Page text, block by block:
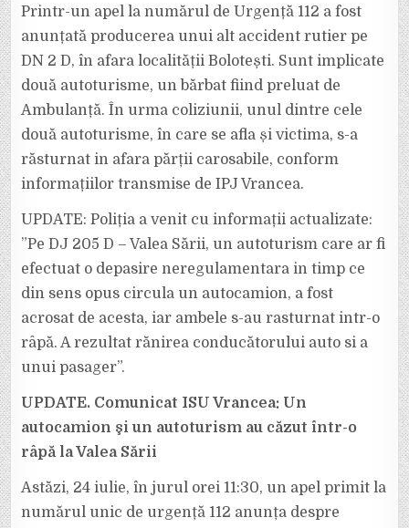
UN
ALT
GRAV
ACCIDENT
PE
DN
ACCIDENTUL
S-
A
PRODUS
Printr-un apel la numărul de Urgență 112 a fost
anunțată producerea unui alt accident rutier pe
DN 2 D, în afara localității Bolotești. Sunt implicate
două autoturisme, un bărbat fiind preluat de
Ambulanță. În urma coliziunii, unul dintre cele
două autoturisme, în care se afla și victima, s-a
răsturnat in afara părții carosabile, conform
informațiilor transmise de IPJ Vrancea.
UPDATE: Poliția a venit cu informații actualizate:
”Pe DJ 205 D – Valea Sării, un autoturism care ar fi
efectuat o depasire neregulamentara in timp ce
din sens opus circula un autocamion, a fost
acrosat de acesta, iar ambele s-au rasturnat intr-o
râpă. A rezultat rănirea conducătorului auto si a
unui pasager”.
UPDATE. Comunicat ISU Vrancea: Un
autocamion şi un autoturism au căzut într-o
râpă la Valea Sării
Astăzi, 24 iulie, în jurul orei 11:30, un apel primit la
numărul unic de urgență 112 anunța despre